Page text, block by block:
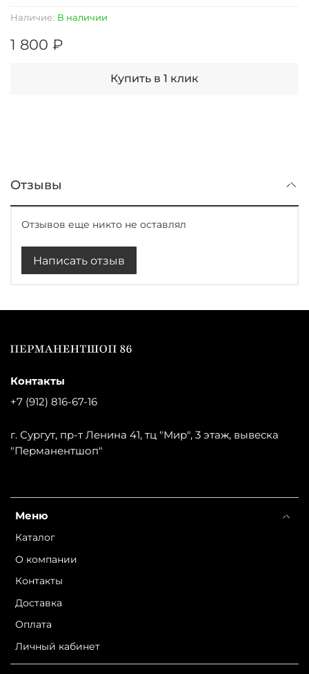
Наличие: В наличии
1 800 ₽
Купить в 1 клик
Отзывы
Отзывов еще никто не оставлял
Написать отзыв
Меню
Каталог
О компании
Контакты
Доставка
Оплата
Личный кабинет
Контакты
+7 (912) 816-67-16
г. Сургут, пр-т Ленина 41, тц "Мир", 3 этаж, вывеска
"Перманентшоп"